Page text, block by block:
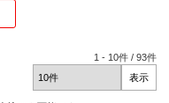
1 - 10件 /93件